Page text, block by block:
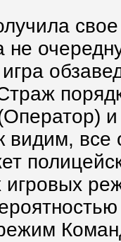
свое
не
все